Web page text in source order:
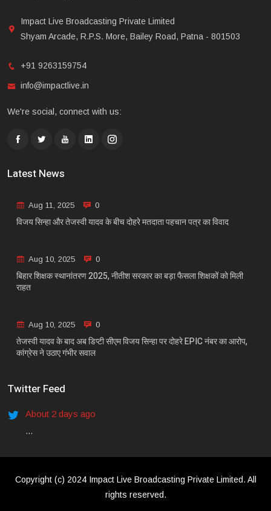
Impact Live Broadcasting Private Limited
Shyam Arcade, R.P.S. More, Bailey Road, Patna - 801503
+91 9263159754
info@impactlive.in
We're social, connect with us:
Latest News
Aug 11, 2025 0
विजय सिन्हा और तेजस्वी यादव के बीच दोहरे मतदाता पहचान पत्र का विवाद
Aug 10, 2025 0
बिहार शिक्षक स्थानांतरण 2025, नीतीश सरकार का बड़ा फैसला शिक्षकों को मिली
राहत
Aug 10, 2025 0
तेजस्वी यादव के बाद अब डिप्टी सीएम विजय सिन्हा पर दोहरे EPIC नंबर का आरोप,
कांग्रेस ने उठाए गंभीर सवाल
Twitter Feed
About 2 days ago
...
Copyright (c) 2024 Impact Live Broadcasting Private Limited. All
rights reserved.